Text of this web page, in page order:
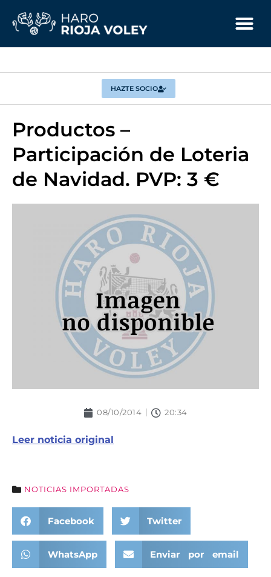
HAZTE SOCIO
Productos –
Participación de Loteria
de Navidad. PVP: 3 €
08/10/2014 20:34
Leer noticia original
NOTICIAS IMPORTADAS
Facebook Twitter
WhatsApp Enviar por email